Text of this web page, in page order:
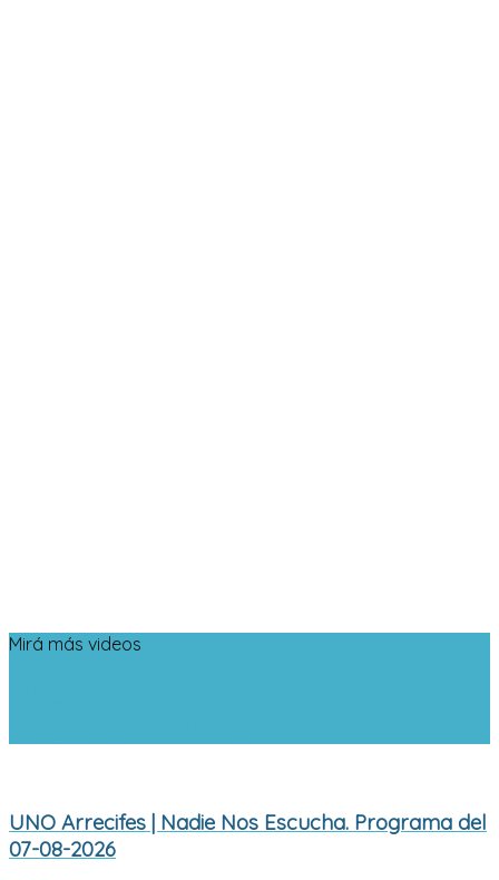
Mirá más videos
UNO Arrecifes | Nadie Nos Escucha. Programa del
07-08-2026